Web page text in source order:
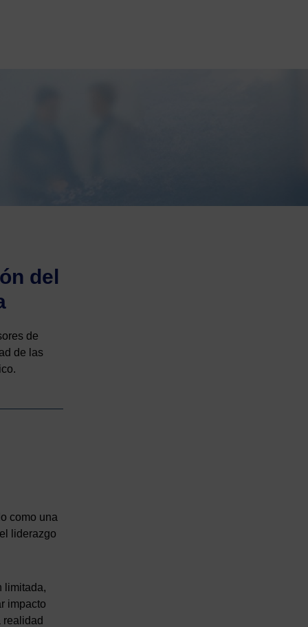
del
de
de las
como una
liderazgo
limitada,
impacto
realidad